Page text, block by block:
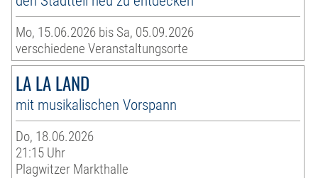
Mo, 15.06.2026 bis Sa, 05.09.2026
verschiedene Veranstaltungsorte
LA LA LAND
mit musikalischen Vorspann
Do, 18.06.2026
21:15 Uhr
Plagwitzer Markthalle